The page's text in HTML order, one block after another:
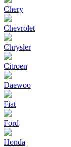
Chery
Chevrolet
Chrysler
Citroen
Daewoo
Fiat
Ford
Honda